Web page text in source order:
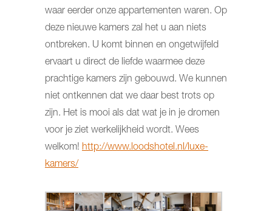
waar eerder onze appartementen waren. Op
deze nieuwe kamers zal het u aan niets
ontbreken. U komt binnen en ongetwijfeld
ervaart u direct de liefde waarmee deze
prachtige kamers zijn gebouwd. We kunnen
niet ontkennen dat we daar best trots op
zijn. Het is mooi als dat wat je in je dromen
voor je ziet werkelijkheid wordt. Wees
welkom! http://www.loodshotel.nl/luxe-
kamers/